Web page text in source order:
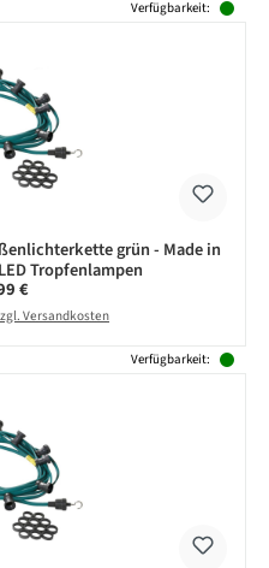
Verfügbarkeit:
grün - Made in
Tropfenlampen
Preis:
€
Versandkosten
Verfügbarkeit: